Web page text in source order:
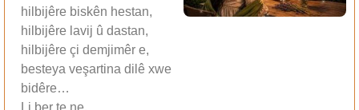
hilbijêre biskên hestan,
hilbijêre lavij û dastan,
hilbijêre çi demjimêr e,
besteya veşartina dilê xwe
bidêre…
Li ber te ne,